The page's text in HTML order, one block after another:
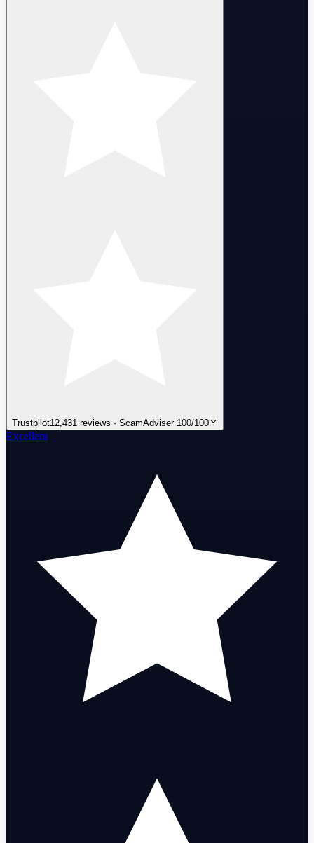
Trustpilot12,431 reviews · ScamAdviser 100/100
Excellent